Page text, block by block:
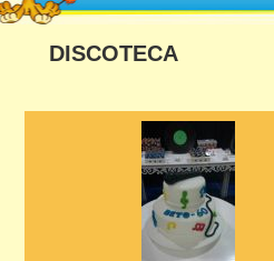
DISCOTECA